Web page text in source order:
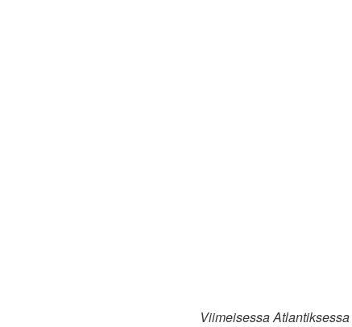
Viimeisessa Atlantiksessa